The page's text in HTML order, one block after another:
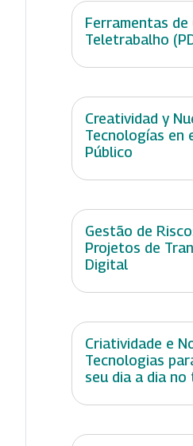
Ferramentas de
Teletrabalho
Creatividad y
Tecnologías en
Público
Gestão de
Projetos de
Digital
Criatividade e
Tecnologias
seu dia a dia